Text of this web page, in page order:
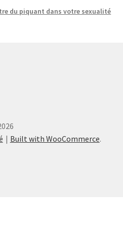
du piquant dans votre sexualité
Built with WooCommerce.